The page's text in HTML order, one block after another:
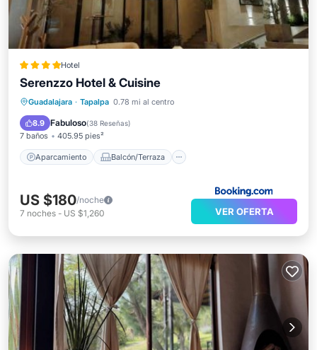
Hotel
Serenzzo Hotel & Cuisine
Guadalajara · Tapalpa 0.78 mi al centro
8.9 Fabuloso(38 Reseñas)
7 baños 405.95 pies²
Aparcamiento Balcón/Terraza
Aparcamiento
Balcón/Terraza
Vistas
Apto para niños
US $180/noche
7 noches - US $1,260 VER OFERTA